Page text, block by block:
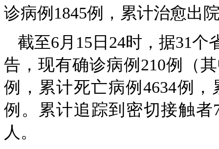
诊病例1845例，累计治愈出
截至6月15日24时，据31
告，现有确诊病例210例（
例，累计死亡病例4634例
例。累计追踪到密切接触者
人。